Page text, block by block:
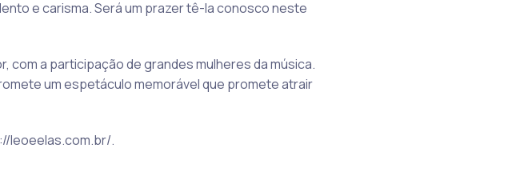
e carisma. Será um prazer tê-la conosco neste
com a participação de grandes mulheres da música.
um espetáculo memorável que promete atrair
leoeelas.com.br/.